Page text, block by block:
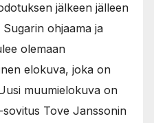
jälkeen jälleen
ohjaama ja
olemaan
elokuva, joka on
muumielokuva on
Tove Janssonin